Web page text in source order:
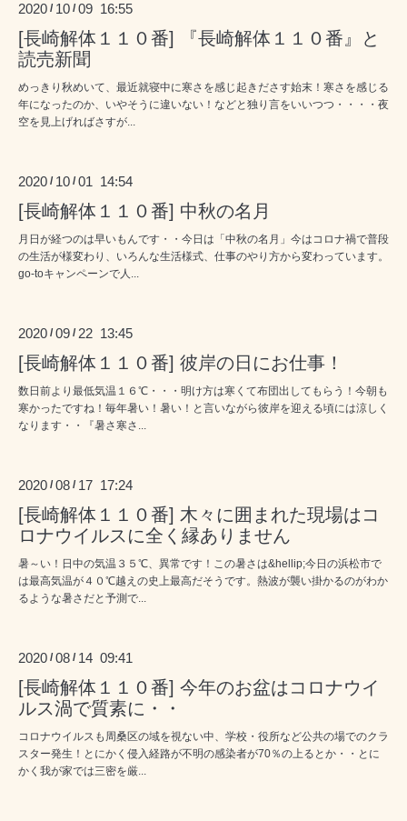
2020 / 10 /09 16:55
[長崎解体１１０番] 『長崎解体１１０番』と
読売新聞
めっきり秋めいて、最近就寝中に寒さを感じ起きださす始末！寒さを感じる
年になったのか、いやそうに違いない！などと独り言をいいつつ・・・・夜
空を見上げればさすが...
2020 / 10 /01 14:54
[長崎解体１１０番] 中秋の名月
月日が経つのは早いもんです・・今日は「中秋の名月」今はコロナ禍で普段
の生活が様変わり、いろんな生活様式、仕事のやり方から変わっています。
go-toキャンペーンで人...
2020 /09 / 22 13:45
[長崎解体１１０番] 彼岸の日にお仕事！
数日前より最低気温１６℃・・・明け方は寒くて布団出してもらう！今朝も
寒かったですね！毎年暑い！暑い！と言いながら彼岸を迎える頃には涼しく
なります・・『暑さ寒さ...
2020 /08 / 17 17:24
[長崎解体１１０番] 木々に囲まれた現場はコ
ロナウイルスに全く縁ありません
暑～い！日中の気温３５℃、異常です！この暑さは&hellip;今日の浜松市で
は最高気温が４０℃越えの史上最高だそうです。熱波が襲い掛かるのがわか
るような暑さだと予測で...
2020 /08 / 14 09:41
[長崎解体１１０番] 今年のお盆はコロナウイ
ルス渦で質素に・・
コロナウイルスも周桑区の域を視ない中、学校・役所など公共の場でのクラ
スター発生！とにかく侵入経路が不明の感染者が70％の上るとか・・とに
かく我が家では三密を厳...